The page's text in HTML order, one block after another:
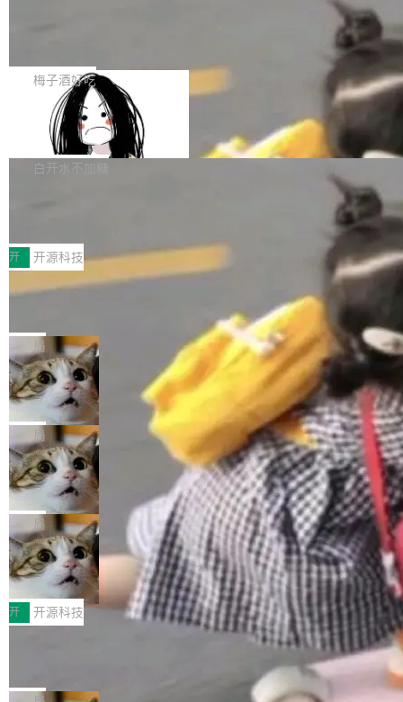
提交的编辑请求也长期处于待处理状态。 Groki
pedia 于去年底上线，定位为由人工智能生成内
容的百科平台，被马斯克视为传统众包百科网站
维基百科的替代方案。Lawfare 调查发现，无论
热门页面还是低关注度页面，均未出现近期更
是这样的：配 MessageSource 的 Bean、写 R
eloadableResourceBundleMessageSource、
声明 LocaleResolver、注册 LocaleChangeInt
erceptor…五六步之后才能看到第一行翻译文
本。 Solon 换了个方式。整个 i18n 模块围绕三
梅子酒好吃
Apache Doris 4.1 全面增强 Iceberg：
支持 UPDATE、MERGE INTO 与 Iceb
erg V3
Apache Doris 4.1 要补齐的，正是缺失的那一
半。在已有查询能力的基础上，Doris 进一步支
常维护操作，并完整支持 Iceberg V3 格式。
白开水不加糖
村国家自主创新示范区会议中心开幕。本届大会
由中关村智联软件服务业质量创新联盟主办，以
“智构可信·质创未来——AI原生时代的质量新范
式”为主题，直面AI从实验室走向规模化产业落地
的核心质量命题。会上，《2026智能研发生产力
工具选型手册》发布，Testin云测的Testin XAge
nt智能测试系统入选AI测试领域代表产品。对CI
O而言，这提示了一个转变：AI测试正在从效率
工具升级为企业的质量基础设施。 CIO面对的新
现实 过去两年，CIO们的焦虑清单上多了两项：
一是如何让大模型和智能体应用安全地从PoC走
向生产，二是如何让测试团队跟得上AI应用...
开 开源科技
让非法状态不可表示：一篇关于 ADT
有一种东西，一旦用过就回不去了。Alex Fedos
eev 管它叫"软件设计的基石"。 他说的东西不新
鲜——代数数据类型（ADT），尤其是和类型
（sum type）。但他说清楚了一件事：这不是类
型系统的学术体操，是日常编码的思维方式。 文
章从一个简单的例子切入。一个网站的深色主题
设置，如果用布尔值 + 可空字段来表示——bool
ean 表示是否可切换，nullable 的默认模式、浅
色方案、深色方案——会产生大量无意义的组
合。方案缺了、配置冲突了、全 null 了。要知道
哪些组合有效，作者说，你得靠"文档、校验、或
者部落知识"。 换个写法。Rust 的 enum，两个
变体：Switchable...
局
Cloudflare 开源内部企业 AI 平台 Clou
dflare OS
Cloudflare 发布了一个开源项目 Cloudflare O
S。如果你只看官方博客，你会觉得这是又一
个"AI 知识库 + 聊天机器人"——每个大厂都在
做，没什么新鲜的。 但 Kenton Varda 在 Twitte
r 上把事情说清楚了： 今天我们发布了 Cloudfla
re OS，一个带连接器的聊天机器人，跟其他所
有科技公司做的一样。只不过，实际上它不一
样。这是 Sandstorm.io 的重制版，我十年前的
那个创业公司。不同的是，这次它构建在 Cloudf
lare Workers 上——我花了九年时间搭建的平台
——并且深度集成了 AI。这基本上是我十年秘密
局
Deno 团队开源 Celld，可自托管的分
布式 Durable Objects
Ryan Dahl 领导的 Deno 团队推出了最新开源项
目 Celld，一个能在自己机器上运行 Cloudflare
Workers 和 Durable Objects 的守护进程。 设
计思路很直接：每个对象是一个独立的 SQLite
数据库，按名称寻址，复制到你自己的 S3 兼容
存储库里。节点之间只通过这个存储库协调——
没有控制平面，没有共识协议。每个对象自带一
个小型数据库，应用天然按分片构建，单个数据
库的竞争和爆炸半径问题在设计层面就被消除
了。 闲置的 cell 会休眠到几乎不占资源。当 cel
局
鲁大师7月新机性能/流畅/AI榜：vivo夺
性能、流畅双第一，三星Galaxy Z系列
新折叠缺席
2026年7月的手机市场，由于存储等硬件成本暴
增，手机厂商的日子也不好过啊，新机速度明显
放缓，因此硝烟味淡了许多。新机参数规格除开
Fold8 / Z Flip8）外，其余要么是中低端机器，
例如iQOO Z11i、REDMI Note 17、REDMI No
开 开源科技
Zed 编辑器团队发布了新项目——DeltaDB，一
个在 git commit 之间记录每一次编辑操作的版